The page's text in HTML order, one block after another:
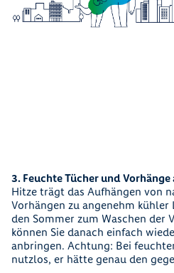
3. Feuchte Tücher und
Hitze trägt das Aufhängen von
Vorhängen zu angenehm
den Sommer zum Waschen der
können Sie danach einfach
anbringen. Achtung: Bei
nutzlos, er hätte genau den